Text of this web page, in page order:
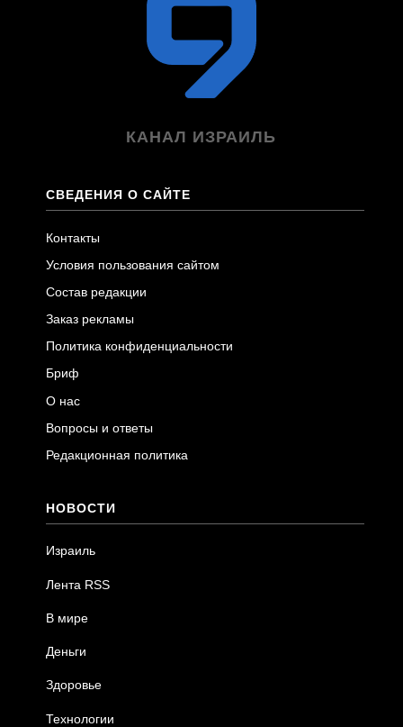
КАНАЛ ИЗРАИЛЬ
СВЕДЕНИЯ О САЙТЕ
Контакты
Условия пользования сайтом
Состав редакции
Заказ рекламы
Политика конфиденциальности
Бриф
О нас
Вопросы и ответы
Редакционная политика
НОВОСТИ
Израиль
Лента RSS
В мире
Деньги
Здоровье
Технологии